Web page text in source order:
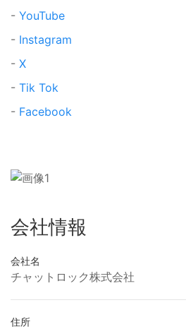
- YouTube
- Instagram
- X
- Tik Tok
- Facebook
会社情報
会社名
チャットロック株式会社
住所